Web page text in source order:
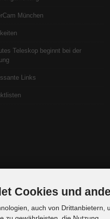
München
Teleskop beginnt bei der
Links
Cookies und
auch von Drittanbietern,